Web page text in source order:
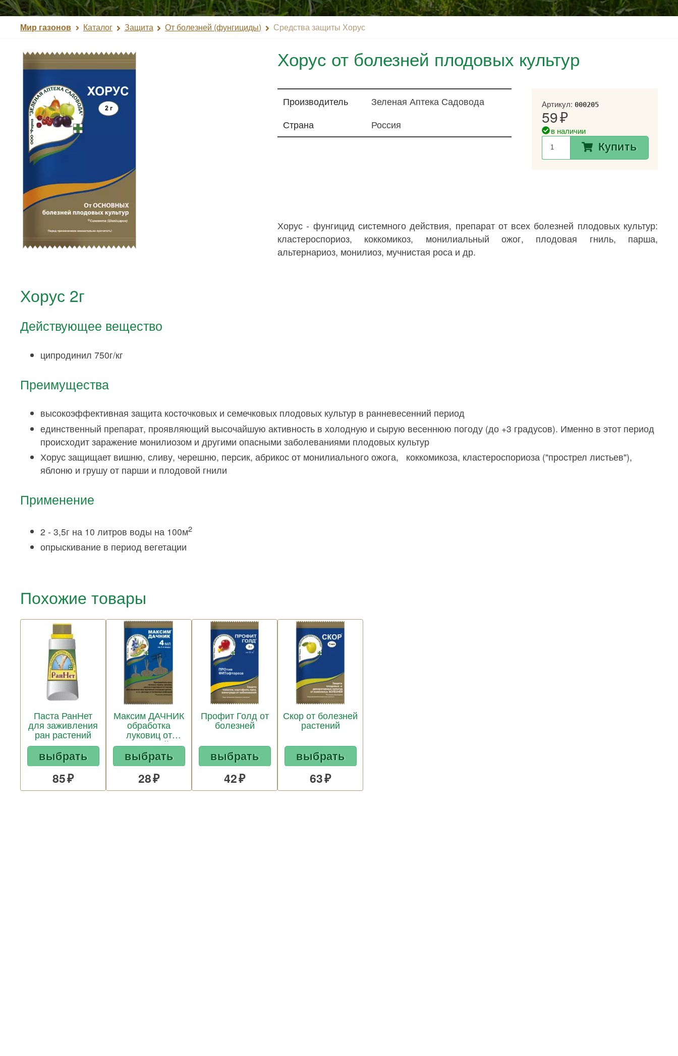
Мир газонов Каталог Защита От болезней (фунгициды) Средства защиты Хорус
Хорус от болезней плодовых культур
Артикул: 000205
59
в наличии
Купить
Производитель
Зеленая Аптека Садовода
Страна
Россия
Хорус - фунгицид системного действия, препарат от всех болезней плодовых культур:
кластероспориоз, коккомикоз, монилиальный ожог, плодовая гниль, парша,
альтернариоз, монилиоз, мучнистая роса и др.
Хорус 2г
Действующее вещество
ципродинил 750г/кг
Преимущества
высокоэффективная защита косточковых и семечковых плодовых культур в ранневесенний период
единственный препарат, проявляющий высочайшую активность в холодную и сырую весеннюю погоду (до +3 градусов). Именно в этот период
происходит заражение монилиозом и другими опасными заболеваниями плодовых культур
Хорус защищает вишню, сливу, черешню, персик, абрикос от монилиального ожога, коккомикоза, кластероспориоза ("прострел листьев"),
яблоню и грушу от парши и плодовой гнили
Применение
2 - 3,5г на 10 литров воды на 100м2
опрыскивание в период вегетации
Похожие товары
Паста РанНет
для заживления
ран растений
выбрать
85
Максим ДАЧНИК
обработка
луковиц от
болезней
выбрать
28
Профит Голд от
болезней
выбрать
42
Скор от болезней
растений
выбрать
63